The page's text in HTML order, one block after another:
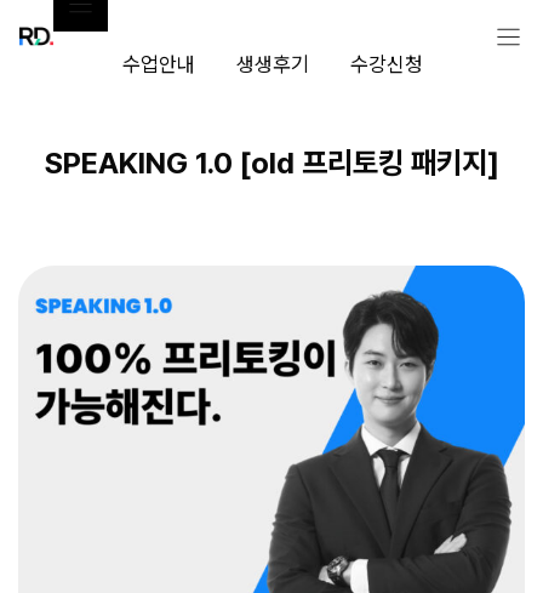
수업안내 생생후기 수강신청
SPEAKING 1.0 [old 프리토킹 패키지]